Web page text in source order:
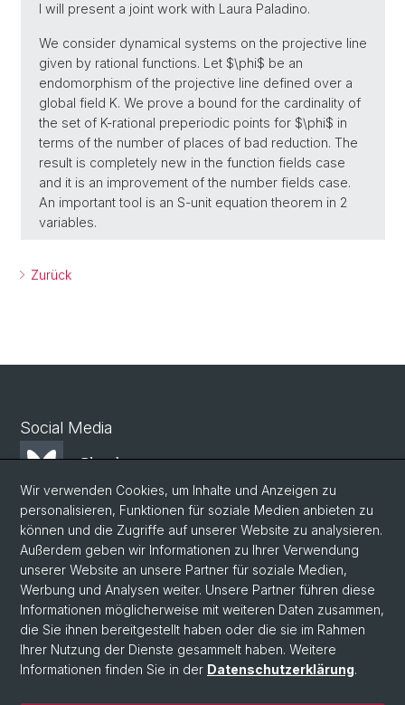
I will present a joint work with Laura Paladino.
We consider dynamical systems on the projective line
given by rational functions. Let $\phi$ be an
endomorphism of the projective line defined over a
global field K. We prove a bound for the cardinality of
the set of K-rational preperiodic points for $\phi$ in
terms of the number of places of bad reduction. The
result is completely new in the function fields case
and it is an improvement of the number fields case.
An important tool is an S-unit equation theorem in 2
variables.
Zurück
Social Media
Bluesky
Mastodon
LinkedIn
Instagram
Wir verwenden Cookies, um Inhalte und Anzeigen zu
personalisieren, Funktionen für soziale Medien anbieten zu
können und die Zugriffe auf unserer Website zu analysieren.
Außerdem geben wir Informationen zu Ihrer Verwendung
unserer Website an unsere Partner für soziale Medien,
Werbung und Analysen weiter. Unsere Partner führen diese
Informationen möglicherweise mit weiteren Daten zusammen,
die Sie ihnen bereitgestellt haben oder die sie im Rahmen
Ihrer Nutzung der Dienste gesammelt haben. Weitere
Informationen finden Sie in der Datenschutzerklärung.